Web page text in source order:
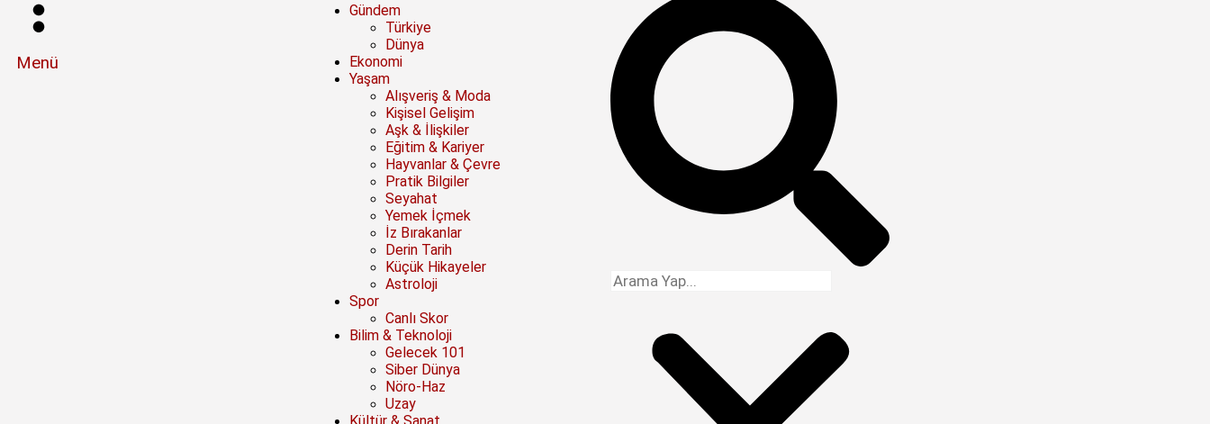
Menü
Gündem
Türkiye
Dünya
Ekonomi
Yaşam
Alışveriş & Moda
Kişisel Gelişim
Aşk & İlişkiler
Eğitim & Kariyer
Hayvanlar & Çevre
Pratik Bilgiler
Seyahat
Yemek İçmek
İz Bırakanlar
Derin Tarih
Küçük Hikayeler
Astroloji
Spor
Canlı Skor
Bilim & Teknoloji
Gelecek 101
Siber Dünya
Nöro-Haz
Uzay